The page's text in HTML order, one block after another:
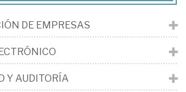
DE EMPRESAS
Y AUDITORÍA